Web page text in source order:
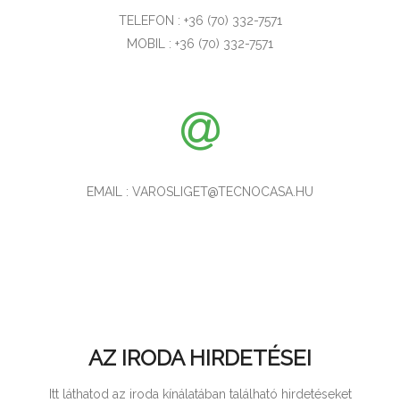
TELEFON : +36 (70) 332-7571
MOBIL : +36 (70) 332-7571
EMAIL : VAROSLIGET@TECNOCASA.HU
AZ IRODA HIRDETÉSEI
Itt láthatod az iroda kínálatában található hirdetéseket